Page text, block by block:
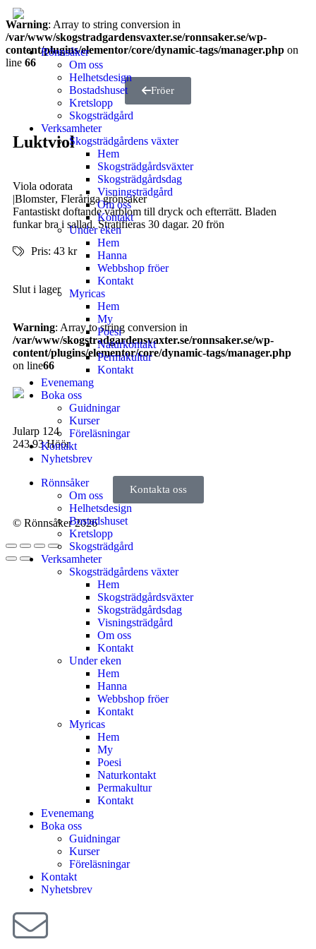
Warning: Array to string conversion in
/var/www/skogstradgardensvaxter.se/ronnsaker.se/wp-
content/plugins/elementor/core/dynamic-tags/manager.php on
line 66
Rönnsåker
Om oss
Helhetsdesign
Bostadshuset
Kretslopp
Skogsträdgård
Verksamheter
Skogsträdgårdens växter
Hem
Skogsträdgårdsväxter
Skogsträdgårdsdag
Visningsträdgård
Om oss
Kontakt
Under eken
Hem
Hanna
Webbshop fröer
Kontakt
Myricas
Hem
My
Poesi
Naturkontakt
Permakultur
Kontakt
Evenemang
Boka oss
Guidningar
Kurser
Föreläsningar
Kontakt
Nyhetsbrev
Rönnsåker
Om oss
Helhetsdesign
Bostadshuset
Kretslopp
Skogsträdgård
Verksamheter
Skogsträdgårdens växter
Hem
Skogsträdgårdsväxter
Skogsträdgårdsdag
Visningsträdgård
Om oss
Kontakt
Under eken
Hem
Hanna
Webbshop fröer
Kontakt
Myricas
Hem
My
Poesi
Naturkontakt
Permakultur
Kontakt
Evenemang
Boka oss
Guidningar
Kurser
Föreläsningar
Kontakt
Nyhetsbrev
Fröer
Luktviol
Viola odorata
|Blomster, Fleråriga grönsaker
Fantastiskt doftande vårblom till dryck och efterrätt. Bladen
funkar bra i sallad. Stratifieras 30 dagar. 20 frön
Pris: 43 kr
Slut i lager
Warning: Array to string conversion in
/var/www/skogstradgardensvaxter.se/ronnsaker.se/wp-
content/plugins/elementor/core/dynamic-tags/manager.php
on line66
Jularp 124
243 93 Höör
Kontakta oss
© Rönnsåker 2026